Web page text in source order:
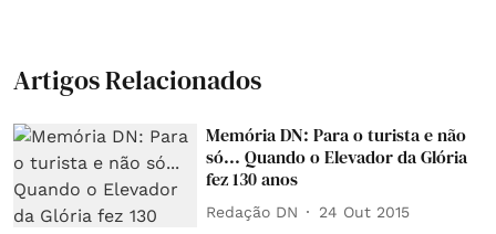
Artigos Relacionados
Memória DN: Para o turista e não
só... Quando o Elevador da Glória
fez 130 anos
Redação DN 24 Out 2015